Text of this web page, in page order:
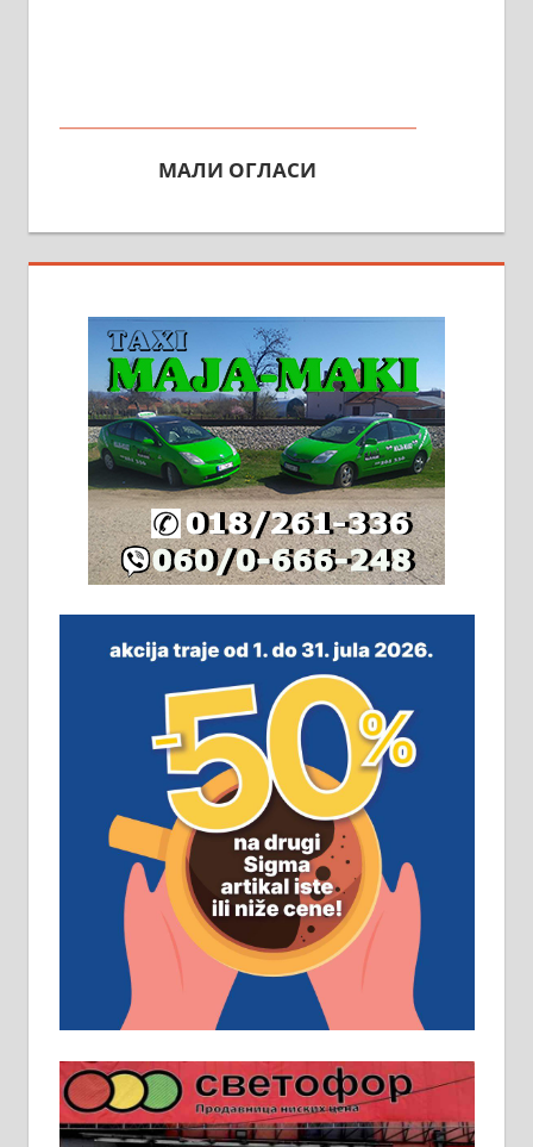
На продају кућа у Алексинцу,
стамбене целине једна уз другу.
адресе. 063/71-74-023
Издајем комплетно опремљену
халу на Житковачком путу, на
плацу површине око 7 ари.
064/321-80-51; 063/102-35-25
На продају легализована, нова,
незавршена кућа површине 160
м2 са плацем од 8 ари у Зеленом
виру у Алексинцу. Могућа
замена. 064/21-63-584
ПОСЛОВНИ ОГЛАСИ
Рудник и флотација Рудник
д.о.о. Рудник запошљава 20
помоћника рудара. Услови:
Основна школа, пожељно радно
искуство на истим и сличним
пословима, али не и неопходан
услов. Обезбеђен смештај,
превоз, исхрана. 032/57-41-122 –
локал 22
у грађевини, хидроизолације и
молерских радова. 061/25-28-058